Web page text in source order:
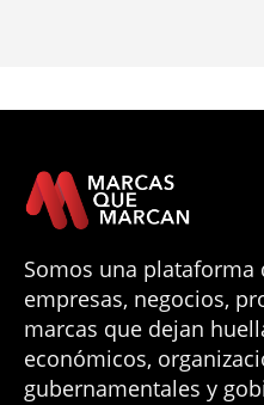
Somos una plataforma
empresas, negocios,
marcas que dejan
económicos,
gubernamentales y